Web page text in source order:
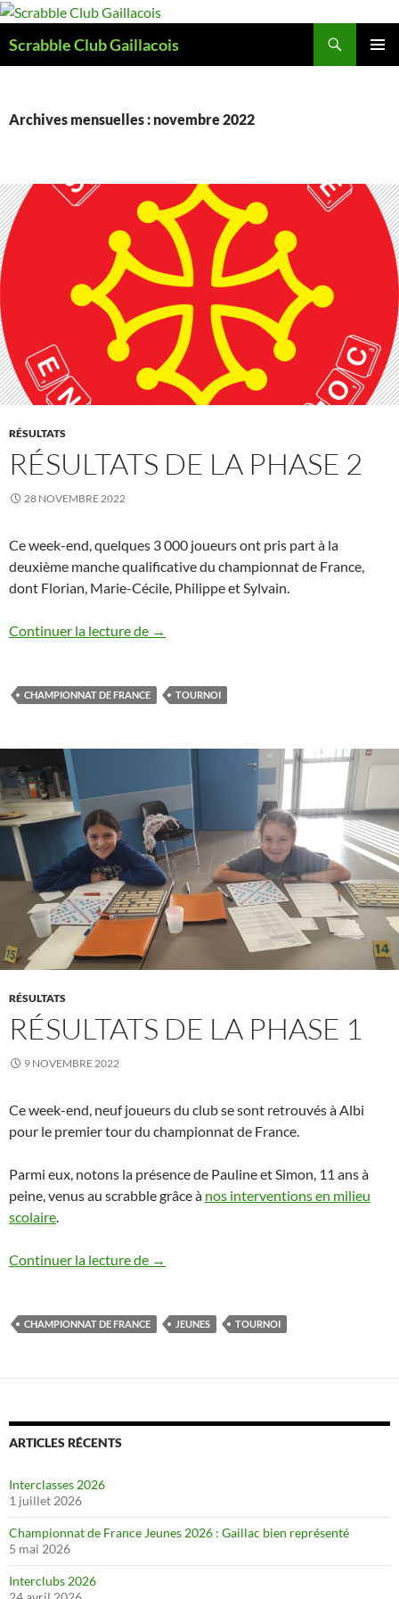
Aller
contenu
Scrabble Club Gaillacois
Archives mensuelles : novembre 2022
RÉSULTATS
RÉSULTATS DE LA PHASE 2
28 NOVEMBRE 2022
Ce week-end, quelques 3 000 joueurs ont pris part à la
deuxième manche qualificative du championnat de France,
dont Florian, Marie-Cécile, Philippe et Sylvain.
Continuer la lecture de Résultats de la Phase 2
→
CHAMPIONNAT DE FRANCE TOURNOI
RÉSULTATS
RÉSULTATS DE LA PHASE 1
9 NOVEMBRE 2022
Ce week-end, neuf joueurs du club se sont retrouvés à Albi
pour le premier tour du championnat de France.
Parmi eux, notons la présence de Pauline et Simon, 11 ans à
peine, venus au scrabble grâce à nos interventions en milieu
scolaire.
Continuer la lecture de Résultats de la Phase 1
→
CHAMPIONNAT DE FRANCE JEUNES TOURNOI
ARTICLES RÉCENTS
Interclasses 2026
1 juillet 2026
Championnat de France Jeunes 2026 : Gaillac bien représenté
5 mai 2026
Interclubs 2026